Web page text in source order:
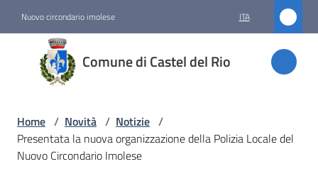
Nuovo circondario imolese ITA
Comune di Castel del Rio
Comune
di
Castel
Home / Novità / Notizie /
Presentata la nuova organizzazione della Polizia Locale del
Nuovo Circondario Imolese